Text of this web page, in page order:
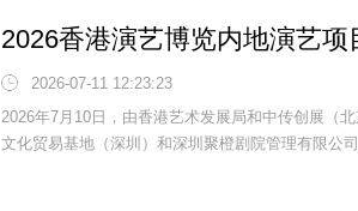
2026-07-11 12:23:23
2026年7月10日，由香港艺术发展局和中传创展（
文化贸易基地（深圳）和深圳聚橙剧院管理有限公